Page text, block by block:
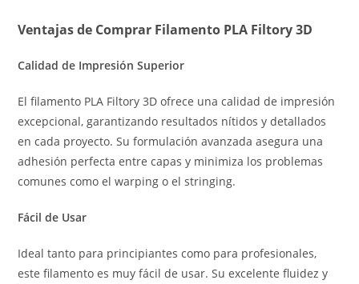
Ventajas de Comprar Filamento PLA Filtory 3D
Calidad de Impresión Superior
El filamento PLA Filtory 3D ofrece una calidad de impresión
excepcional, garantizando resultados nítidos y detallados
en cada proyecto. Su formulación avanzada asegura una
adhesión perfecta entre capas y minimiza los problemas
comunes como el warping o el stringing.
Fácil de Usar
Ideal tanto para principiantes como para profesionales,
este filamento es muy fácil de usar. Su excelente fluidez y